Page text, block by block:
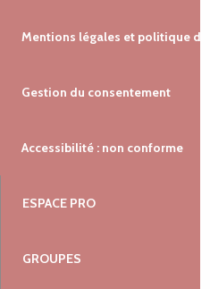
Mentions légales et politique de
Gestion du consentement
Accessibilité : non conforme
ESPACE PRO
GROUPES